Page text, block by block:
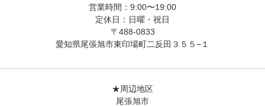
営業時間：9:00〜19:00
定休日：日曜・祝日
〒488-0833
愛知県尾張旭市東印場町二反田３５５−１
★周辺地区
尾張旭市